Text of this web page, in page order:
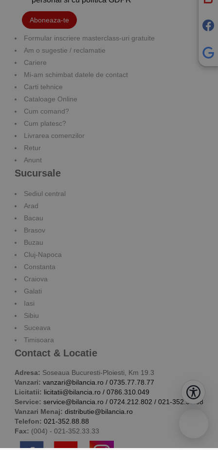
Aboneaza-te
Formular inscriere masterclass-uri gratuite
Am o sugestie / reclamatie
Cariere
Mi-am schimbat datele de contact
Carti tehnice
Cataloage Online
Cum comand?
Cum platesc?
Livrarea comenzilor
Retur
Anunt
Sucursale
Sediul central
Arad
Bacau
Brasov
Buzau
Cluj-Napoca
Constanta
Craiova
Galati
Iasi
Sibiu
Suceava
Timisoara
Contact & Locatie
Adresa: Soseaua Bucuresti-Ploiesti, Km 19.3
Vanzari: vanzari@bilancia.ro / 0735.77.78.77
Licitatii: licitatii@bilancia.ro / 0786.310.049
Service: service@bilancia.ro / 0724.212.802 / 021-352.38.68
Vanzari Menaj: distributie@bilancia.ro
Telefon: 021-352.88.88
Fax: (004) - 021-352.33.33